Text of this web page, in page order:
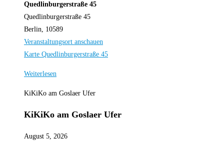
Quedlinburgerstraße 45
Quedlinburgerstraße 45
Berlin, 10589
Veranstaltungsort anschauen
Karte Quedlinburgerstraße 45
Weiterlesen
KiKiKo am Goslaer Ufer
KiKiKo am Goslaer Ufer
August 5, 2026